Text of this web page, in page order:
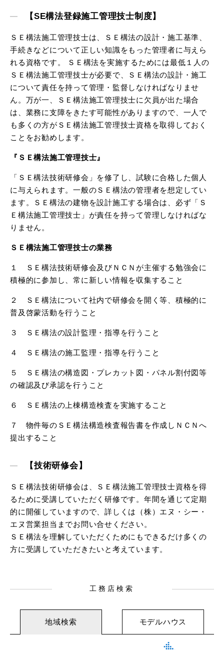
【SE構法登録施工管理技士制度】
ＳＥ構法施工管理技士は、ＳＥ構法の設計・施工基準、
手続きなどについて正しい知識をもった管理者に与えら
れる資格です。 ＳＥ構法を実施するためには最低１人の
ＳＥ構法施工管理技士が必要で、ＳＥ構法の設計・施工
について責任を持って管理・監督しなければなりませ
ん。万が一、ＳＥ構法施工管理技士に欠員が出た場合
は、業務に支障をきたす可能性がありますので、一人で
も多くの方がＳＥ構法施工管理技士資格を取得しておく
ことをお勧めします。
『ＳＥ構法施工管理技士』
「ＳＥ構法技術研修会」を修了し、試験に合格した個人
に与えられます。一般のＳＥ構法の管理者を想定してい
ます。ＳＥ構法の建物を設計施工する場合は、必ず「Ｓ
Ｅ構法施工管理技士」が責任を持って管理しなければな
りません。
ＳＥ構法施工管理技士の業務
１ ＳＥ構法技術研修会及びＮＣＮが主催する勉強会に
積極的に参加し、常に新しい情報を収集すること
２ ＳＥ構法について社内で研修会を開く等、積極的に
普及啓蒙活動を行うこと
３ ＳＥ構法の設計監理・指導を行うこと
４ ＳＥ構法の施工監理・指導を行うこと
５ ＳＥ構法の構造図・プレカット図・パネル割付図等
の確認及び承認を行うこと
６ ＳＥ構法の上棟構造検査を実施すること
７ 物件毎のＳＥ構法構造検査報告書を作成しＮＣＮへ
提出すること
【技術研修会】
ＳＥ構法技術研修会は、ＳＥ構法施工管理技士資格を得
るために受講していただく研修です。年間を通じて定期
的に開催していますので、詳しくは（株）エヌ・シー・
エヌ営業担当までお問い合せください。
ＳＥ構法を理解していただくためにもできるだけ多くの
方に受講していただきたいと考えています。
工務店検索
地域検索 モデルハウス